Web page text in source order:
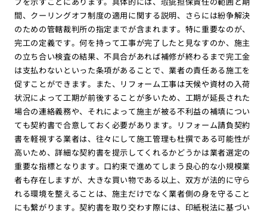
間、クーリングオフ制度の適用に関する説明、さらには紛争解決
のための管轄裁判所の指定までが含まれます。特に重要なのが、
完工の定義です。何を持って工事が完了したと見なすのか、施主
の立ち合い検査の結果、不具合があれば補修が終わるまで完工金
は支払わないといった条項があることで、業者の責任ある施工を
促すことができます。また、リフォーム工事は天候や資材の入荷
状況によって工期が前後することが多いため、工期が延長された
場合の連絡義務や、それによって施主が被る不利益の補填につい
ても契約書で合意しておく必要があります。リフォーム請負契約
書を軽視する業者は、往々にして施工管理も杜撰である可能性が
高いため、詳細な契約書を提示してくれるかどうかは業者選定の
重要な指標となります。口約束で進めてしまう良心的な小規模業
者も存在しますが、大きな買い物である以上、双方が法的に守ら
れる環境を整えることは、施主だけでなく業者側の身を守ること
にも繋がります。契約書を取り交わす際には、印紙税法に基づい